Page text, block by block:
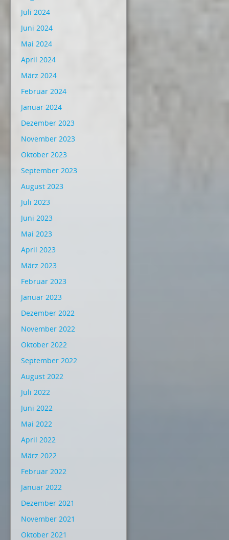
Juli 2024
Juni 2024
Mai 2024
April 2024
März 2024
Februar 2024
Januar 2024
Dezember 2023
November 2023
Oktober 2023
September 2023
August 2023
Juli 2023
Juni 2023
Mai 2023
April 2023
März 2023
Februar 2023
Januar 2023
Dezember 2022
November 2022
Oktober 2022
September 2022
August 2022
Juli 2022
Juni 2022
Mai 2022
April 2022
März 2022
Februar 2022
Januar 2022
Dezember 2021
November 2021
Oktober 2021